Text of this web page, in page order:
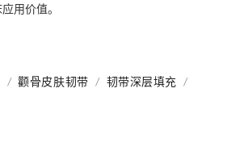
用价值。
/ 颧骨皮肤韧带 / 韧带深层填充
/